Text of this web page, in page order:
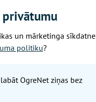
privātumu
un mārketinga
politiku?
OgreNet ziņas bez